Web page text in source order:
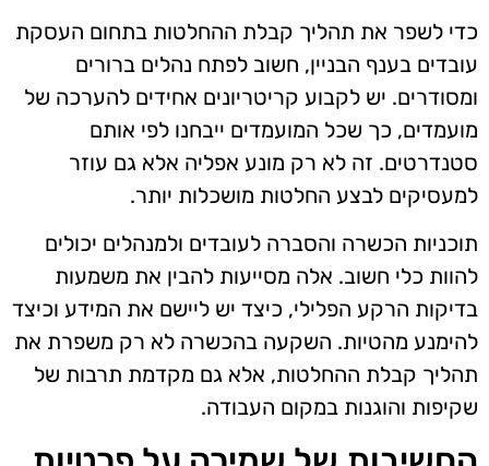
כדי לשפר את תהליך קבלת ההחלטות בתחום העסקת
עובדים בענף הבניין, חשוב לפתח נהלים ברורים
ומסודרים. יש לקבוע קריטריונים אחידים להערכה של
מועמדים, כך שכל המועמדים ייבחנו לפי אותם
סטנדרטים. זה לא רק מונע אפליה אלא גם עוזר
למעסיקים לבצע החלטות מושכלות יותר.
תוכניות הכשרה והסברה לעובדים ולמנהלים יכולים
להוות כלי חשוב. אלה מסייעות להבין את משמעות
בדיקות הרקע הפלילי, כיצד יש ליישם את המידע וכיצד
להימנע מהטיות. השקעה בהכשרה לא רק משפרת את
תהליך קבלת ההחלטות, אלא גם מקדמת תרבות של
שקיפות והוגנות במקום העבודה.